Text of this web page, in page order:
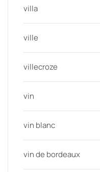
villa
ville
villecroze
vin
vin blanc
vin de bordeaux